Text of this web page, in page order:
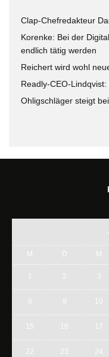
Clap-Chefredakteur
Korenke: Bei der
endlich tätig werden
Reichert wird wohl
Readly-CEO-
Ohligschläger steigt
M D M
1 2 3
8 9 10
15 16 17
22 23 24